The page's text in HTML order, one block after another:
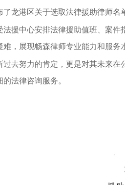
龙港区关于选取法律援助律师
法援中心安排法律援助值班、案
，展现畅森律师专业能力和服务
过去努力的肯定，更是对其未来
法律咨询服务。